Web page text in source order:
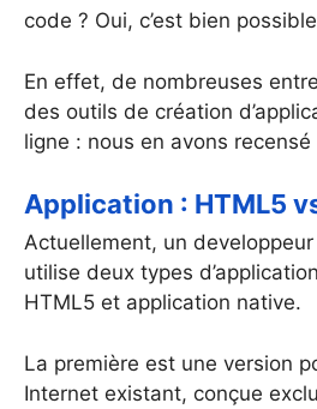
code ? Oui, c’est bien
En effet, de nombreuses
des outils de création
ligne : nous en avons
Application : HTML5
Actuellement, un
utilise deux types
HTML5 et application native.
La première est une version
Internet existant, conçue